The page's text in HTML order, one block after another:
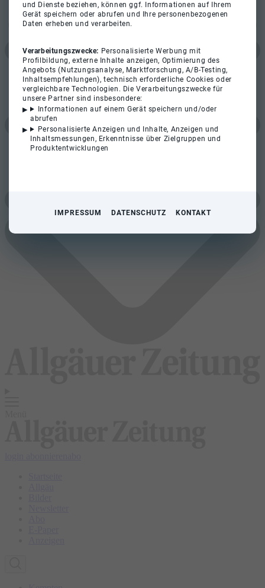
und Dienste beziehen, können ggf. Informationen auf Ihrem
Gerät speichern oder abrufen und Ihre personenbezogenen
Daten erheben und verarbeiten.
Verarbeitungszwecke: Personalisierte Werbung mit
Profilbildung, externe Inhalte anzeigen, Optimierung des
Angebots (Nutzungsanalyse, Marktforschung, A/B-Testing,
Inhaltsempfehlungen), technisch erforderliche Cookies oder
vergleichbare Technologien. Die Verarbeitungszwecke für
unsere Partner sind insbesondere:
Informationen auf einem Gerät speichern und/oder
abrufen
Personalisierte Anzeigen und Inhalte, Anzeigen und
Inhaltsmessungen, Erkenntnisse über Zielgruppen und
Produktentwicklungen
IMPRESSUM DATENSCHUTZ KONTAKT